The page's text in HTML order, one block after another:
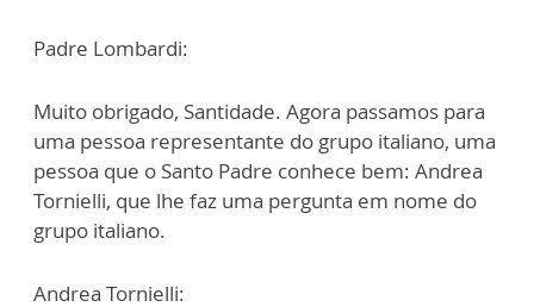
Padre Lombardi:
Muito obrigado, Santidade. Agora passamos para
uma pessoa representante do grupo italiano, uma
pessoa que o Santo Padre conhece bem: Andrea
Tornielli, que lhe faz uma pergunta em nome do
grupo italiano.
Andrea Tornielli: